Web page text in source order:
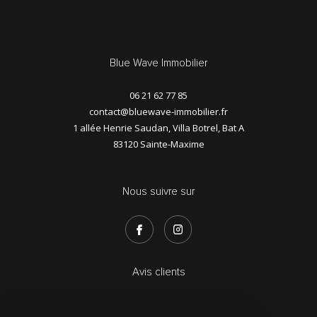
Blue Wave Immobilier
06 21 62 77 85
contact@bluewave-immobilier.fr
1 allée Henrie Saudan, Villa Botrel, Bat A
83120
Sainte-Maxime
Nous suivre sur
Avis clients